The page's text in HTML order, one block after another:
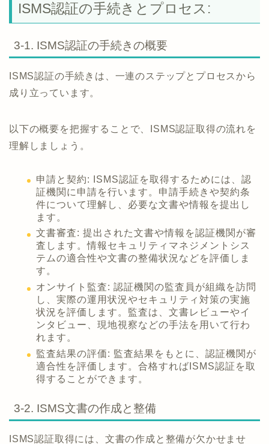
ISMS認証の手続きとプロセス:
3-1. ISMS認証の手続きの概要
ISMS認証の手続きは、一連のステップとプロセスから
成り立っています。
以下の概要を把握することで、ISMS認証取得の流れを
理解しましょう。
申請と契約: ISMS認証を取得するためには、認
証機関に申請を行います。申請手続きや契約条
件について理解し、必要な文書や情報を提出し
ます。
文書審査: 提出された文書や情報を認証機関が審
査します。情報セキュリティマネジメントシス
テムの適合性や文書の整備状況などを評価しま
す。
オンサイト監査: 認証機関の監査員が組織を訪問
し、実際の運用状況やセキュリティ対策の実施
状況を評価します。監査は、文書レビューやイ
ンタビュー、現地視察などの手法を用いて行わ
れます。
監査結果の評価: 監査結果をもとに、認証機関が
適合性を評価します。合格すればISMS認証を取
得することができます。
3-2. ISMS文書の作成と整備
ISMS認証取得には、文書の作成と整備が欠かせませ